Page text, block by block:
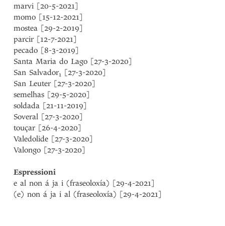
marvi [20-5-2021]
momo [15-12-2021]
mostea [29-2-2019]
parcir [12-7-2021]
pecado [8-3-2019]
Santa Maria do Lago [27-3-2020]
San Salvador1 [27-3-2020]
San Leuter [27-3-2020]
semelhas [29-5-2020]
soldada [21-11-2019]
Soveral [27-3-2020]
touçar [26-4-2020]
Valedolide [27-3-2020]
Valongo [27-3-2020]
Espressioni
e al non á ja i (fraseoloxía) [29-4-2021]
(e) non á ja i al (fraseoloxía) [29-4-2021]